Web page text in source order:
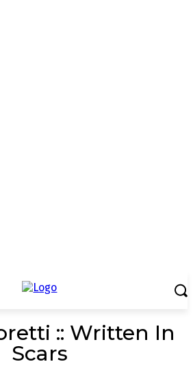
:: Written In
Scars